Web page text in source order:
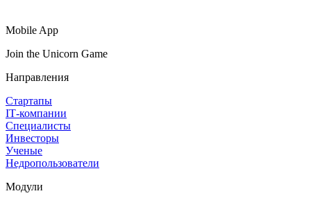
Mobile App
Join the Unicorn Game
Направления
Стартапы
IT‑компании
Специалисты
Инвесторы
Ученые
Недропользователи
Модули